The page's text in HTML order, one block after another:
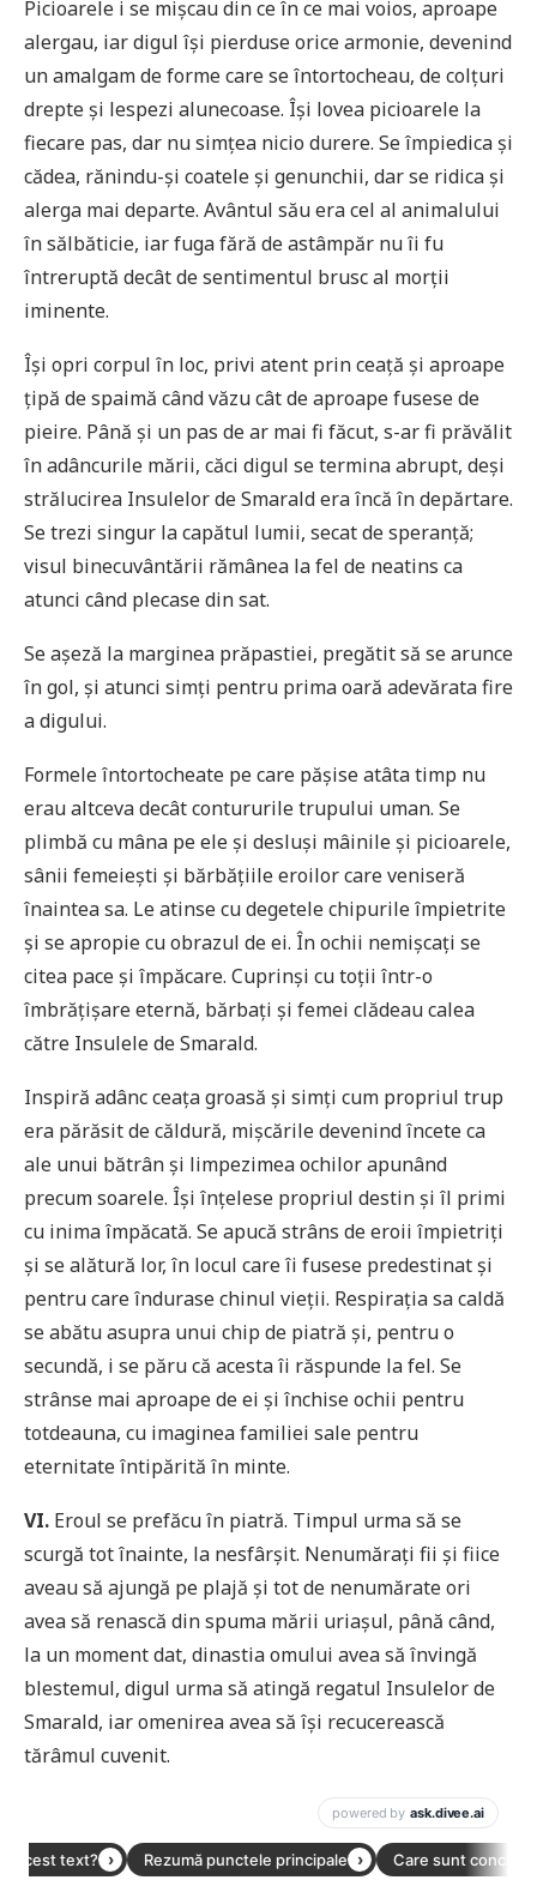
Picioarele i se mișcau din ce în ce mai voios, aproape
alergau, iar digul își pierduse orice armonie, devenind
un amalgam de forme care se întortocheau, de colțuri
drepte și lespezi alunecoase. Își lovea picioarele la
fiecare pas, dar nu simțea nicio durere. Se împiedica și
cădea, rănindu-și coatele și genunchii, dar se ridica și
alerga mai departe. Avântul său era cel al animalului
în sălbăticie, iar fuga fără de astâmpăr nu îi fu
întreruptă decât de sentimentul brusc al morții
iminente.
Își opri corpul în loc, privi atent prin ceață și aproape
țipă de spaimă când văzu cât de aproape fusese de
pieire. Până și un pas de ar mai fi făcut, s-ar fi prăvălit
în adâncurile mării, căci digul se termina abrupt, deși
strălucirea Insulelor de Smarald era încă în depărtare.
Se trezi singur la capătul lumii, secat de speranță;
visul binecuvântării rămânea la fel de neatins ca
atunci când plecase din sat.
Se așeză la marginea prăpastiei, pregătit să se arunce
în gol, și atunci simți pentru prima oară adevărata fire
a digului.
Formele întortocheate pe care pășise atâta timp nu
erau altceva decât contururile trupului uman. Se
plimbă cu mâna pe ele și desluși mâinile și picioarele,
sânii femeiești și bărbățiile eroilor care veniseră
înaintea sa. Le atinse cu degetele chipurile împietrite
și se apropie cu obrazul de ei. În ochii nemișcați se
citea pace și împăcare. Cuprinși cu toții într-o
îmbrățișare eternă, bărbați și femei clădeau calea
către Insulele de Smarald.
Inspiră adânc ceața groasă și simți cum propriul trup
era părăsit de căldură, mișcările devenind încete ca
ale unui bătrân și limpezimea ochilor apunând
precum soarele. Își înțelese propriul destin și îl primi
cu inima împăcată. Se apucă strâns de eroii împietriți
și se alătură lor, în locul care îi fusese predestinat și
pentru care îndurase chinul vieții. Respirația sa caldă
se abătu asupra unui chip de piatră și, pentru o
secundă, i se păru că acesta îi răspunde la fel. Se
strânse mai aproape de ei și închise ochii pentru
totdeauna, cu imaginea familiei sale pentru
eternitate întipărită în minte.
VI. Eroul se prefăcu în piatră. Timpul urma să se
scurgă tot înainte, la nesfârșit. Nenumărați fii și fiice
aveau să ajungă pe plajă și tot de nenumărate ori
avea să renască din spuma mării uriașul, până când,
la un moment dat, dinastia omului avea să învingă
blestemul, digul urma să atingă regatul Insulelor de
Smarald, iar omenirea avea să își recucerească
tărâmul cuvenit.